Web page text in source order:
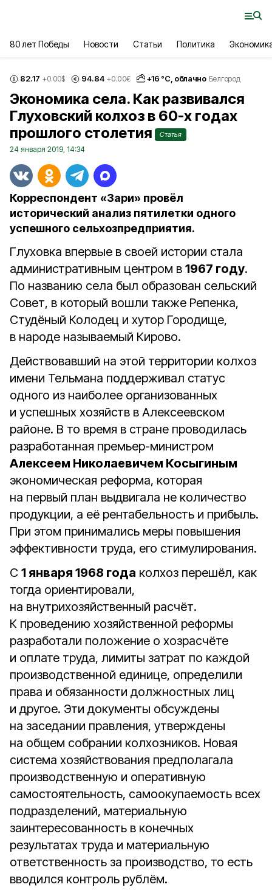
80 лет Победы Новости Статьи Политика
82.17 +0.00$ 94.84 +0.00€ +16 °С, облачно Белгород
Экономика села. Как развивался
Глуховский колхоз в 60-х годах
прошлого столетия
Статья
24 января 2019, 14:34
Корреспондент «Зари» провёл
исторический анализ пятилетки одного
успешного сельхозпредприятия.
Глуховка впервые в своей истории стала
административным центром в 1967 году.
По названию села был образован сельский
Совет, в который вошли также Репенка,
Студёный Колодец и хутор Городище,
в народе называемый Кирово.
Действовавший на этой территории колхоз
имени Тельмана поддерживал статус
одного из наиболее организованных
и успешных хозяйств в Алексеевском
районе. В то время в стране проводилась
разработанная премьер-министром
Алексеем Николаевичем Косыгиным
экономическая реформа, которая
на первый план выдвигала не количество
продукции, а её рентабельность и прибыль.
При этом принимались меры повышения
эффективности труда, его стимулирования.
С 1 января 1968 года колхоз перешёл, как
тогда ориентировали,
на внутрихозяйственный расчёт.
К проведению хозяйственной реформы
разработали положение о хозрасчёте
и оплате труда, лимиты затрат по каждой
производственной единице, определили
права и обязанности должностных лиц
и другое. Эти документы обсуждены
на заседании правления, утверждены
на общем собрании колхозников. Новая
система хозяйствования предполагала
производственную и оперативную
самостоятельность, самоокупаемость всех
подразделений, материальную
заинтересованность в конечных
результатах труда и материальную
ответственность за производство, то есть
вводился контроль рублём.